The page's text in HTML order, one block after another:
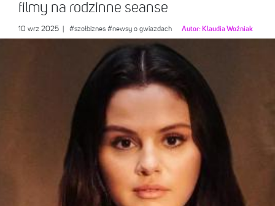
filmy na rodzinne seanse
10 wrz 2025 #szołbiznes #newsy o gwiazdach Autor: Klaudia Woźniak